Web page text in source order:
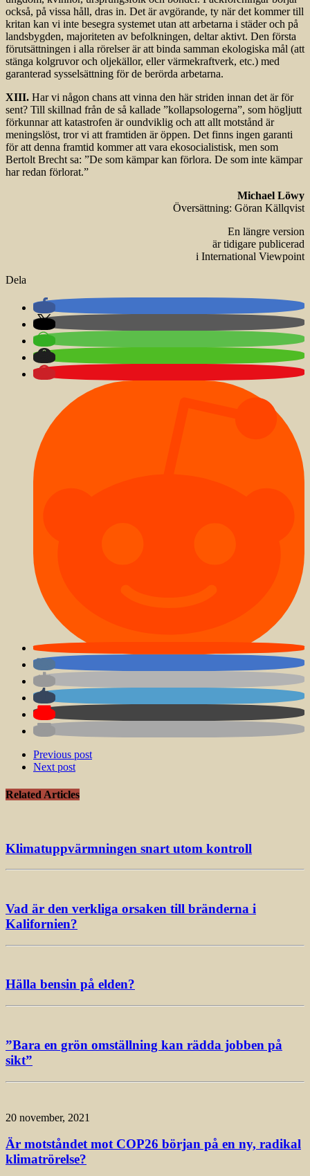
också, på vissa håll, dras in. Det är avgörande, ty när det kommer till
kritan kan vi inte besegra systemet utan att arbetarna i städer och på
landsbygden, majoriteten av befolkningen, deltar aktivt. Den första
förutsättningen i alla rörelser är att binda samman ekologiska mål (att
stänga kolgruvor och oljekällor, eller värmekraftverk, etc.) med
garanterad sysselsättning för de berörda arbetarna.
XIII. Har vi någon chans att vinna den här striden innan det är för
sent? Till skillnad från de så kallade ”kollapsologerna”, som högljutt
förkunnar att katastrofen är oundviklig och att allt motstånd är
meningslöst, tror vi att framtiden är öppen. Det finns ingen garanti
för att denna framtid kommer att vara ekosocialistisk, men som
Bertolt Brecht sa: ”De som kämpar kan förlora. De som inte kämpar
har redan förlorat.”
Michael Löwy
Översättning: Göran Källqvist
En längre version
är tidigare publicerad
i International Viewpoint
Dela
Previous post
Next post
Related Articles
Klimatuppvärmningen snart utom kontroll
Vad är den verkliga orsaken till bränderna i
Kalifornien?
Hälla bensin på elden?
”Bara en grön omställning kan rädda jobben på
sikt”
20 november, 2021
Är motståndet mot COP26 början på en ny, radikal
klimatrörelse?